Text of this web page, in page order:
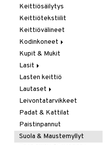
Keittiösäilytys
Keittiötekstiilit
Keittiövälineet
Kodinkoneet
Kahvi, Tee & Espresso
Leivänpaahtimet
Mixerit &
Sähkövatkaimet
Muut koneet
Vedenkeittimet
Kupit & Mukit
Lasit
Juoma- & Cocktailasit
Juomalasit
Olutlasit
Shamppanjalasit
Snapsi- & Aveclasit
Viinilasit
Lasten keittiö
Lautaset
Asetit
Ruokalautaset
Syvät lautaset
Leivontatarvikkeet
Padat & Kattilat
Paistinpannut
Suola & Maustemyllyt